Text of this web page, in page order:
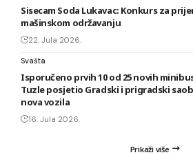
Sisecam Soda Lukavac: Konkurs za
mašinskom održavanju
22. Jula 2026.
Svašta
Isporučeno prvih 10 od 25 novih
Tuzle posjetio Gradski i prigradski
nova vozila
16. Jula 2026.
Prikaži više